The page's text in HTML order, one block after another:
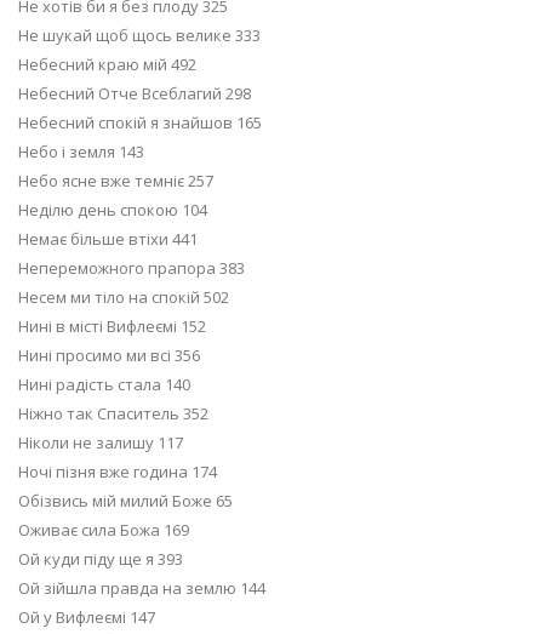
Не хотів би я без плоду 325
Не шукай щоб щось велике 333
Небесний краю мій 492
Небесний Отче Всеблагий 298
Небесний спокій я знайшов 165
Небо і земля 143
Небо ясне вже темніє 257
Неділю день спокою 104
Немає більше втіхи 441
Непереможного прапора 383
Несем ми тіло на спокій 502
Нині в місті Вифлеємі 152
Нині просимо ми всі 356
Нині радість стала 140
Ніжно так Спаситель 352
Ніколи не залишу 117
Ночі пізня вже година 174
Обізвись мій милий Боже 65
Оживає сила Божа 169
Ой куди піду ще я 393
Ой зійшла правда на землю 144
Ой у Вифлеємі 147